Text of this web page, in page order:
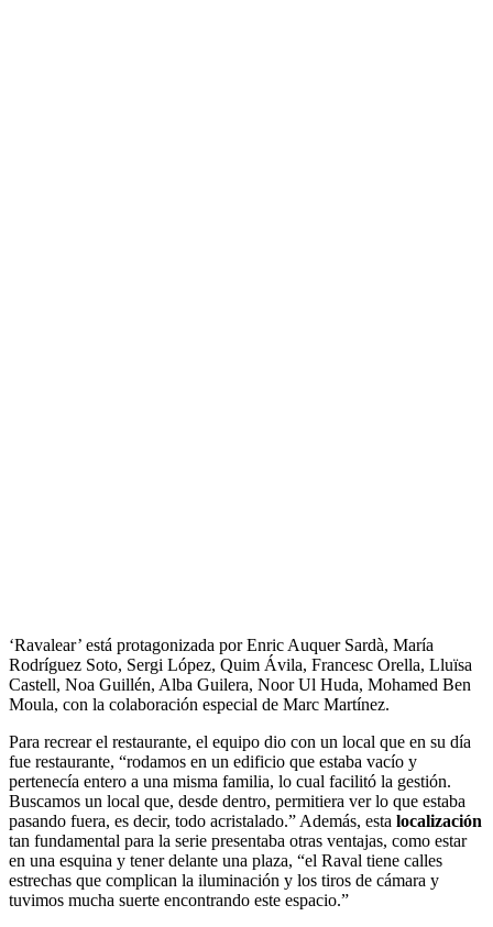
‘Ravalear’ está protagonizada por Enric Auquer Sardà, María
Rodríguez Soto, Sergi López, Quim Ávila, Francesc Orella, Lluïsa
Castell, Noa Guillén, Alba Guilera, Noor Ul Huda, Mohamed Ben
Moula, con la colaboración especial de Marc Martínez.
Para recrear el restaurante, el equipo dio con un local que en su día
fue restaurante, “rodamos en un edificio que estaba vacío y
pertenecía entero a una misma familia, lo cual facilitó la gestión.
Buscamos un local que, desde dentro, permitiera ver lo que estaba
pasando fuera, es decir, todo acristalado.” Además, esta localización
tan fundamental para la serie presentaba otras ventajas, como estar
en una esquina y tener delante una plaza, “el Raval tiene calles
estrechas que complican la iluminación y los tiros de cámara y
tuvimos mucha suerte encontrando este espacio.”